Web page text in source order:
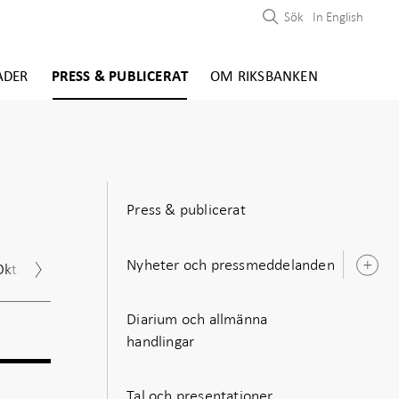
PRESS & PUBLICERAT OM RIKSBANKEN
Sök In English
Dec.
Press & publicerat
Nyheter och pressmeddelanden
Diarium och allmänna
handlingar